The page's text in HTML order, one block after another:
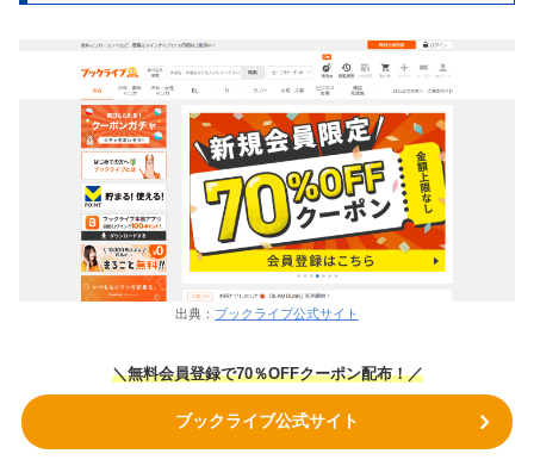
出典： ブックライブ公式サイト
＼無料会員登録で70％OFFクーポン配布！／
ブックライブ公式サイト